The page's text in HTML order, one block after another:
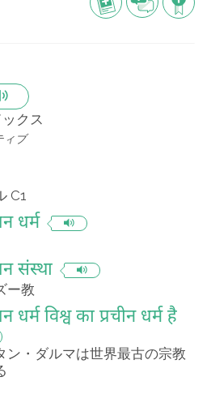
クス
ィブ
C1
धर्म
संस्था
ー教
धर्म विश्व का प्रचीन धर्म है
ン・ダルマは世界最古の宗教